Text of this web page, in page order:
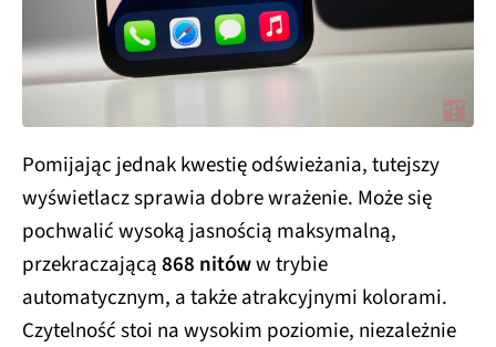
Pomijając jednak kwestię odświeżania, tutejszy
wyświetlacz sprawia dobre wrażenie. Może się
pochwalić wysoką jasnością maksymalną,
przekraczającą868 nitóww trybie
automatycznym, a także atrakcyjnymi kolorami.
Czytelność stoi na wysokim poziomie, niezależnie